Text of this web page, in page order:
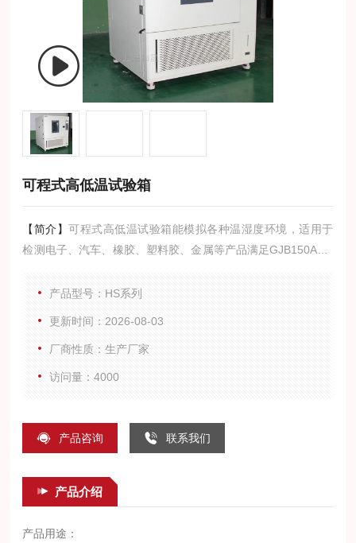
可程式高低温试验箱
【简介】可程式高低温试验箱能模拟各种温湿度环境，适用于
检测电子、汽车、橡胶、塑料胶、金属等产品满足GJB150A3/4
和改进产品的质量和可靠性的依据。
产品型号：HS系列
更新时间：2026-08-03
厂商性质：生产厂家
访问量：4000
产品咨询 联系我们
产品介绍
产品用途：